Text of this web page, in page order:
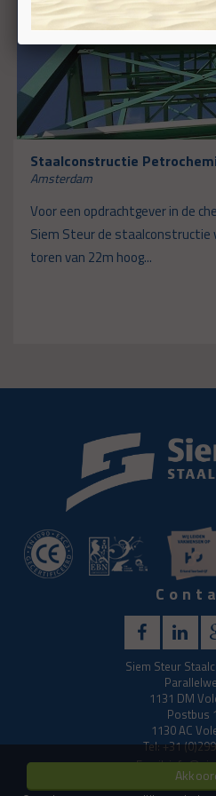
Staalconstructie
Amsterdam
Voor een opdrachtgever in de
Siem Steur de staalconstructie
toren van 22m hoog...
Siem Steur
1131 DM
Postbus
1130 AC
Tel: +31
Email: